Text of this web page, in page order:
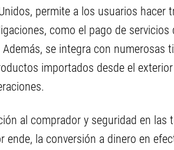
permite a los usuarios hacer
como el pago de
se integra con numerosas
importados desde el
al comprador y seguridad en las
ende, la conversión a dinero en